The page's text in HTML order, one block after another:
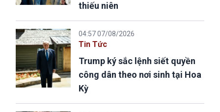
thiếu niên
04:57 07/08/2026
Tin Tức
Trump ký sắc lệnh siết quyền
công dân theo nơi sinh tại Hoa
Kỳ